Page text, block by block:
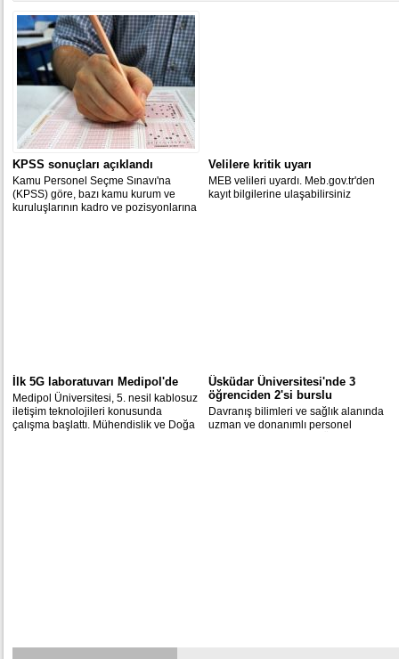
KPSS sonuçları açıklandı
Kamu Personel Seçme Sınavı'na
(KPSS) göre, bazı kamu kurum ve
kuruluşlarının kadro ve pozisyonlarına
Velilere kritik uyarı
MEB velileri uyardı. Meb.gov.tr'den
kayıt bilgilerine ulaşabilirsiniz
İlk 5G laboratuvarı Medipol'de
Medipol Üniversitesi, 5. nesil kablosuz
iletişim teknolojileri konusunda
çalışma başlattı. Mühendislik ve Doğa
Üsküdar Üniversitesi'nde 3
öğrenciden 2'si burslu
Davranış bilimleri ve sağlık alanında
uzman ve donanımlı personel